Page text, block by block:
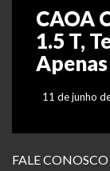
CAOA
1.5 T,
11 de junho
FALE